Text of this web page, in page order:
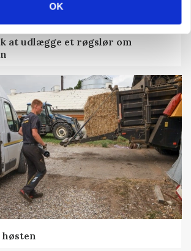
OK
at udlægge et røgslør om
høsten